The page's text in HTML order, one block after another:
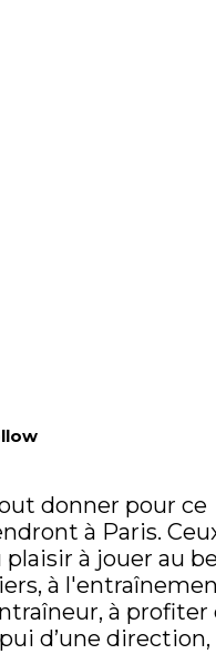
donner pour ce
à Paris.
à jouer au
à
à profiter
d’une direction,